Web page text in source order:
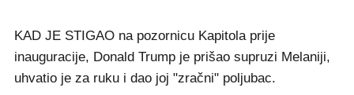
KAD JE STIGAO na pozornicu Kapitola prije
inauguracije, Donald Trump je prišao supruzi Melaniji,
uhvatio je za ruku i dao joj "zračni" poljubac.